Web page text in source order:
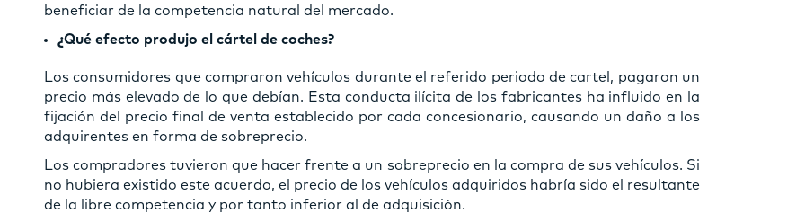
beneficiar de la competencia natural del mercado.
¿Qué efecto produjo el cártel de coches?
Los consumidores que compraron vehículos durante el referido periodo de cartel, pagaron un
precio más elevado de lo que debían. Esta conducta ilícita de los fabricantes ha influido en la
fijación del precio final de venta establecido por cada concesionario, causando un daño a los
adquirentes en forma de sobreprecio.
Los compradores tuvieron que hacer frente a un sobreprecio en la compra de sus vehículos. Si
no hubiera existido este acuerdo, el precio de los vehículos adquiridos habría sido el resultante
de la libre competencia y por tanto inferior al de adquisición.